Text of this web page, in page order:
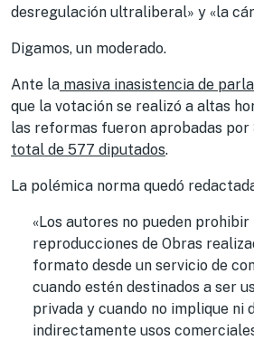
desregulación ultraliberal» y «la
Digamos, un moderado.
Ante la masiva inasistencia de
que la votación se realizó a altas
las reformas fueron aprobadas por
total de 577 diputados.
La polémica norma quedó
«Los autores no pueden prohibir
reproducciones de Obras
formato desde un servicio de
cuando estén destinados a ser
privada y cuando no implique ni
indirectamente usos